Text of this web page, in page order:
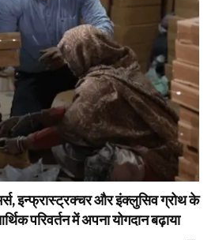
इन्फ्रास्ट्रक्चर और इंक्लुसिव ग्रोथ के
परिवर्तन में अपना योगदान बढ़ाया